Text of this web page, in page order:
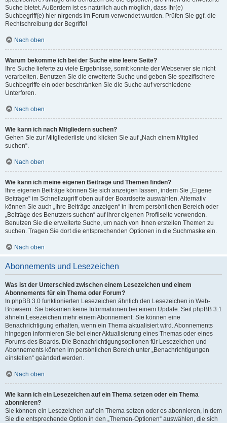
Suche bietet. Außerdem ist es natürlich auch möglich, dass Ihr(e)
Suchbegriff(e) hier nirgends im Forum verwendet wurden. Prüfen Sie ggf. die
Rechtschreibung der Begriffe!
Nach oben
Warum bekomme ich bei der Suche eine leere Seite?
Ihre Suche lieferte zu viele Ergebnisse, somit konnte der Webserver sie nicht
verarbeiten. Benutzen Sie die erweiterte Suche und geben Sie spezifischere
Suchbegriffe ein oder beschränken Sie die Suche auf verschiedene
Unterforen.
Nach oben
Wie kann ich nach Mitgliedern suchen?
Gehen Sie zur Mitgliederliste und klicken Sie auf „Nach einem Mitglied
suchen“.
Nach oben
Wie kann ich meine eigenen Beiträge und Themen finden?
Ihre eigenen Beiträge können Sie sich anzeigen lassen, indem Sie „Eigene
Beiträge“ im Schnellzugriff oben auf der Boardseite auswählen. Alternativ
können Sie auch „Ihre Beiträge anzeigen“ in Ihrem persönlichen Bereich oder
„Beiträge des Benutzers suchen“ auf Ihrer eigenen Profilseite verwenden.
Benutzen Sie die erweiterte Suche, um nach von Ihnen erstellen Themen zu
suchen. Tragen Sie dort die entsprechenden Optionen in die Suchmaske ein.
Nach oben
Abonnements und Lesezeichen
Was ist der Unterschied zwischen einem Lesezeichen und einem
Abonnements für ein Thema oder Forum?
In phpBB 3.0 funktionierten Lesezeichen ähnlich den Lesezeichen in Web-
Browsern: Sie bekamen keine Informationen bei einem Update. Seit phpBB 3.1
ähneln Lesezeichen mehr einem Abonnement: Sie können eine
Benachrichtigung erhalten, wenn ein Thema aktualisiert wird. Abonnements
hingegen informieren Sie bei einer Aktualisierung eines Themas oder eines
Forums des Boards. Die Benachrichtigungsoptionen für Lesezeichen und
Abonnements können im persönlichen Bereich unter „Benachrichtigungen
einstellen“ geändert werden.
Nach oben
Wie kann ich ein Lesezeichen auf ein Thema setzen oder ein Thema
abonnieren?
Sie können ein Lesezeichen auf ein Thema setzen oder es abonnieren, in dem
Sie die entsprechende Option in den „Themen-Optionen“ auswählen, die sich